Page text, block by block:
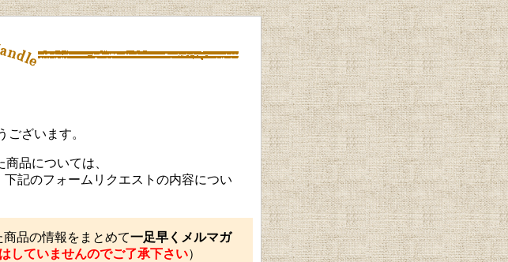
ざいます。
品については、
記のフォームリクエストの内容につい
品の情報をまとめて一足早くメルマガ
していませんのでご了承下さい）